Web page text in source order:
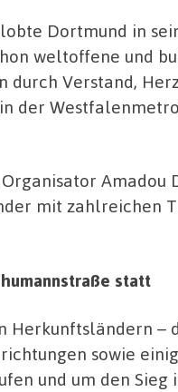
Dortmund in
weltoffene und
durch Verstand,
der
Amadou
mit zahlreichen
statt
Herkunftsländern –
sowie
und um den Sieg